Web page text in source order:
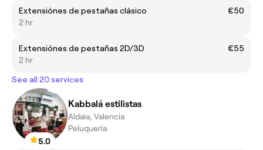
Extensiónes de pestañas clásico
€50
2 hr
Extensiónes de pestañas 2D/3D
€55
2 hr
See all 20 services
5.0
Kabbalá estilistas
Aldaia, Valencia
Peluqueria